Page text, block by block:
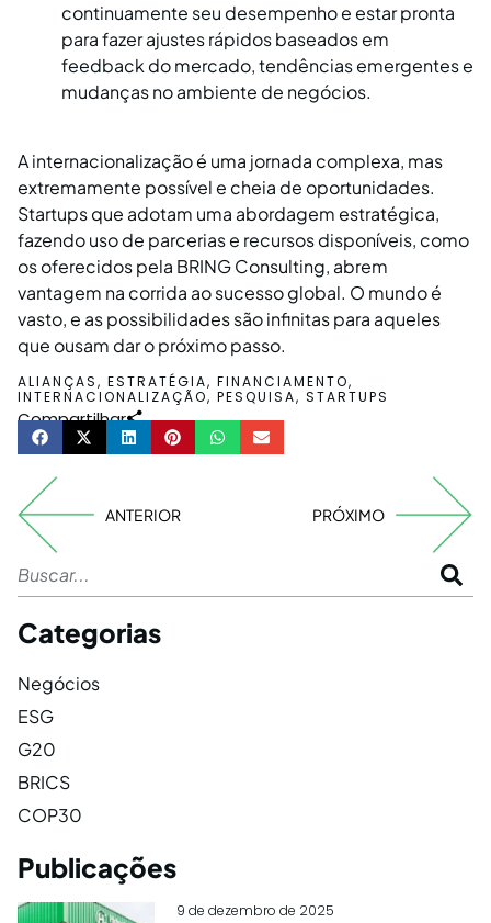
continuamente seu desempenho e estar pronta
para fazer ajustes rápidos baseados em
feedback do mercado, tendências emergentes e
mudanças no ambiente de negócios.
A internacionalização é uma jornada complexa, mas
extremamente possível e cheia de oportunidades.
Startups que adotam uma abordagem estratégica,
fazendo uso de parcerias e recursos disponíveis, como
os oferecidos pela BRING Consulting, abrem
vantagem na corrida ao sucesso global. O mundo é
vasto, e as possibilidades são infinitas para aqueles
que ousam dar o próximo passo.
ALIANÇAS, ESTRATÉGIA, FINANCIAMENTO,
INTERNACIONALIZAÇÃO, PESQUISA, STARTUPS
Compartilhar
ANTERIOR PRÓXIMO
Categorias
Negócios
ESG
G20
BRICS
COP30
Publicações
9 de dezembro de 2025